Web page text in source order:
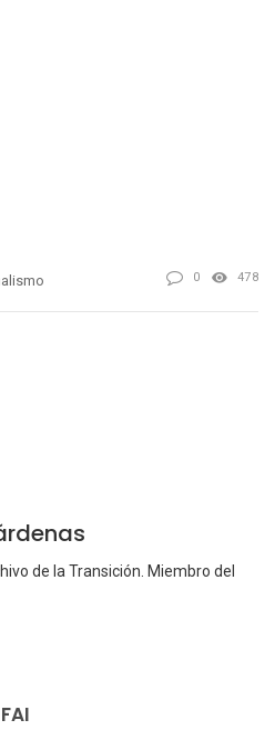
0 478
de la Transición. Miembro del